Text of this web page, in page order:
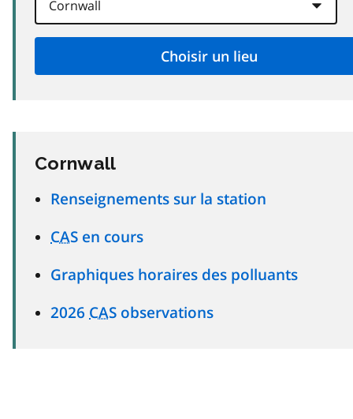
Cornwall
Renseignements sur la station
CAS en cours
Graphiques horaires des polluants
2026 CAS observations